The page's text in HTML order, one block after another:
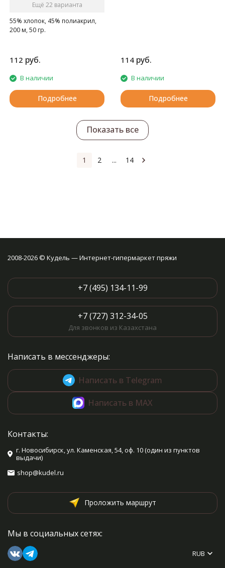
Ещё 22 варианта
55% хлопок, 45% полиакрил,
200 м, 50 гр.
112 руб.
В наличии
Подробнее
114 руб.
В наличии
Подробнее
Показать все
1 2 ... 14
2008-2026 © Кудель — Интернет-гипермаркет пряжи
+7 (495) 134-11-99
+7 (727) 312-34-05
Для звонков из Казахстана
Написать в мессенджеры:
Написать в Telegram
Написать в MAX
Контакты:
г. Новосибирск, ул. Каменская, 54, оф. 10 (один из пунктов
выдачи)
shop@kudel.ru
Проложить маршрут
Мы в социальных сетях:
RUB